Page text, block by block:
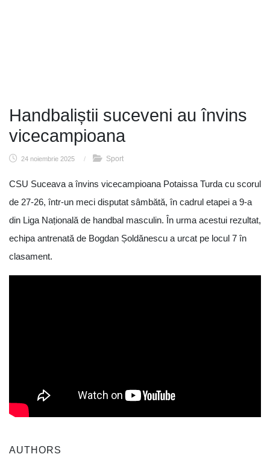
Handbaliștii suceveni au învins
vicecampioana
24 noiembrie 2025 / Sport
CSU Suceava a învins vicecampioana Potaissa Turda cu scorul
de 27-26, într-un meci disputat sâmbătă, în cadrul etapei a 9-a
din Liga Națională de handbal masculin. În urma acestui rezultat,
echipa antrenată de Bogdan Șoldănescu a urcat pe locul 7 în
clasament.
AUTHORS